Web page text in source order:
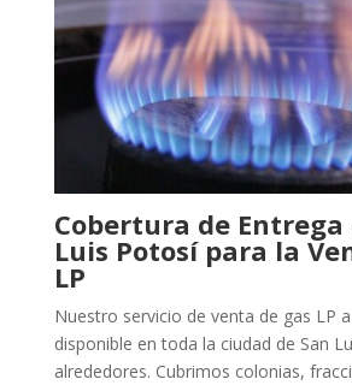
Cobertura de Entrega
Luis Potosí para la
LP
Nuestro servicio de venta de gas LP
disponible en toda la ciudad de San
alrededores. Cubrimos colonias,